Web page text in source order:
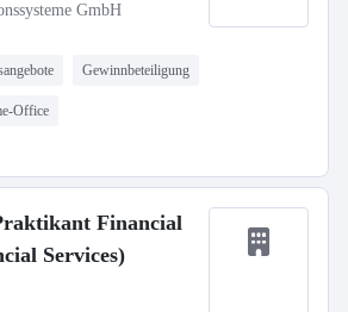
GmbH
Gewinnbeteiligung
Office
Financial
Services)